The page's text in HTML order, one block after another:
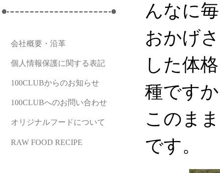
んなに
おかげ
した体
種です
このま
です。
会社概要・沿革
個人情報保護に関する表記
100CLUBからのお知らせ
100CLUBへのお問い合わせ
オリジナルフードについて
RAW FOOD RECIPE